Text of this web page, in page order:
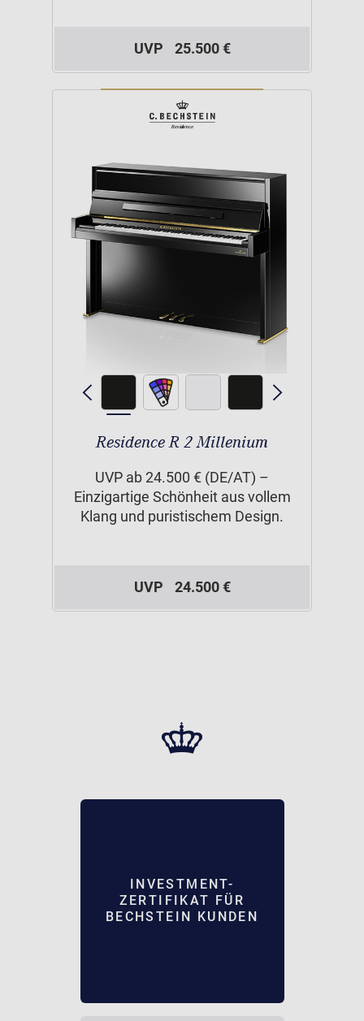
UVP 25.500 €
Residence R 2 Millenium
UVP ab 24.500 € (DE/AT) –
Einzigartige Schönheit aus vollem
Klang und puristischem Design.
UVP 24.500 €
INVESTMENT-
ZERTIFIKAT FÜR
BECHSTEIN KUNDEN